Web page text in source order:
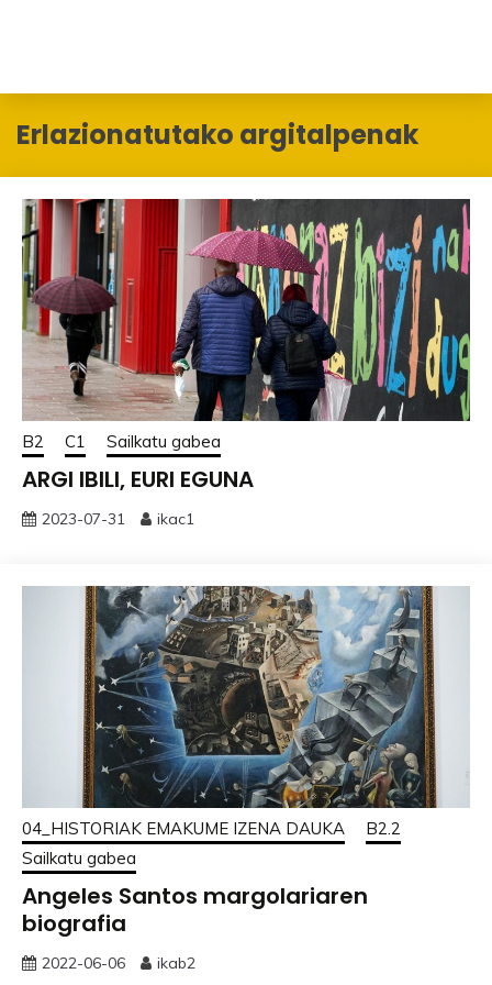
Erlazionatutako argitalpenak
B2 C1 Sailkatu gabea
ARGI IBILI, EURI EGUNA
2023-07-31 ikac1
04_HISTORIAK EMAKUME IZENA DAUKA
B2.2
Sailkatu gabea
Angeles Santos margolariaren
biografia
2022-06-06 ikab2